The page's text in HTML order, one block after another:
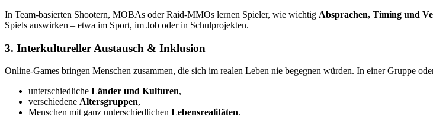
In Team-basierten Shootern, MOBAs oder Raid-MMOs lernen Spieler, wie wichtig Absprachen, Timing und
Spiels auswirken – etwa im Sport, im Job oder in Schulprojekten.
3. Interkultureller Austausch & Inklusion
Online-Games bringen Menschen zusammen, die sich im realen Leben nie begegnen würden. In einer Gruppe
unterschiedliche Länder und Kulturen,
verschiedene Altersgruppen,
Menschen mit ganz unterschiedlichen Lebensrealitäten.